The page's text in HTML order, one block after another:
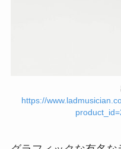
https://